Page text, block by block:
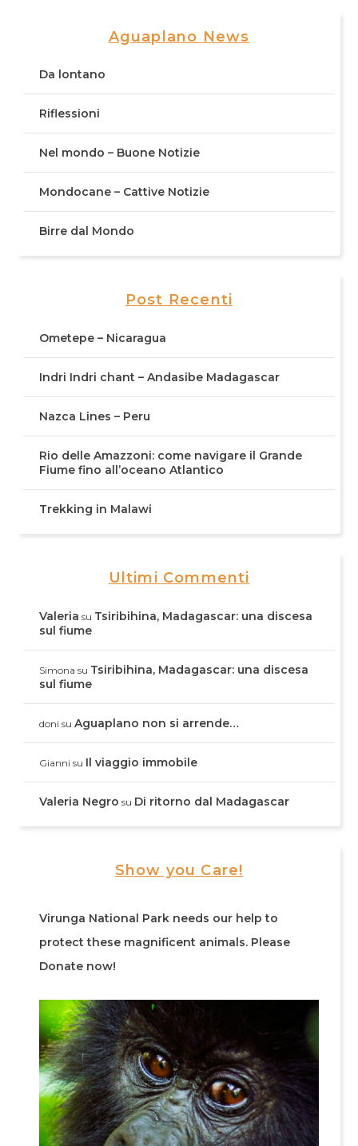
Aguaplano News
Da lontano
Riflessioni
Nel mondo – Buone Notizie
Mondocane – Cattive Notizie
Birre dal Mondo
Post Recenti
Ometepe – Nicaragua
Indri Indri chant – Andasibe Madagascar
Nazca Lines – Peru
Rio delle Amazzoni: come navigare il Grande
Fiume fino all’oceano Atlantico
Trekking in Malawi
Ultimi Commenti
Valeria su Tsiribihina, Madagascar: una discesa
sul fiume
Simona su Tsiribihina, Madagascar: una discesa
sul fiume
doni suAguaplano non si arrende…
Gianni su Il viaggio immobile
Valeria Negro su Di ritorno dal Madagascar
Show you Care!
Virunga National Park needs our help to
protect these magnificent animals. Please
Donate now!